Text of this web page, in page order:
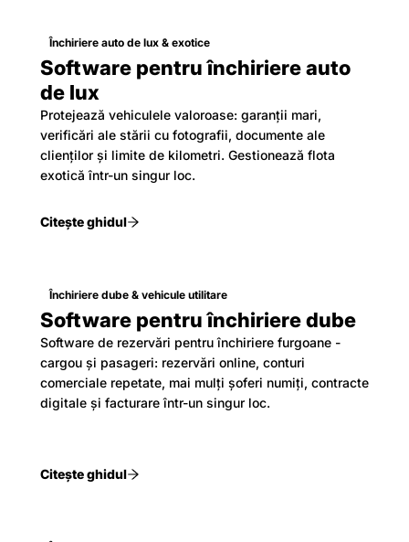
Închiriere auto de lux & exotice
Software pentru închiriere auto
de lux
Protejează vehiculele valoroase: garanții mari,
verificări ale stării cu fotografii, documente ale
clienților și limite de kilometri. Gestionează flota
exotică într-un singur loc.
Citește ghidul
Închiriere dube & vehicule utilitare
Software pentru închiriere dube
Software de rezervări pentru închiriere furgoane -
cargou și pasageri: rezervări online, conturi
comerciale repetate, mai mulți șoferi numiți, contracte
digitale și facturare într-un singur loc.
Citește ghidul